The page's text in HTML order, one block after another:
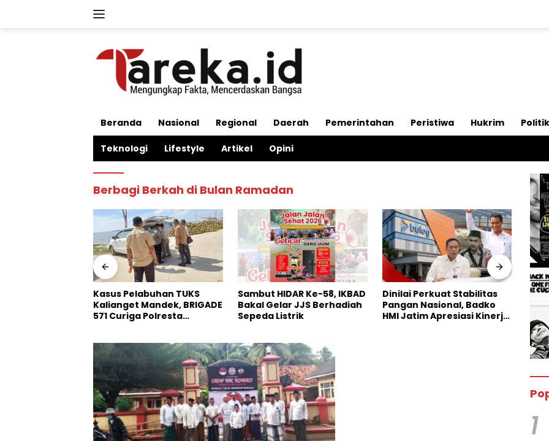
Beranda Nasional Regional Daerah Pemerintahan Peristiwa Hukrim Politik
Teknologi Lifestyle Artikel Opini
Berbagi Berkah di Bulan Ramadan
Sambut HIDAR Ke-58, IKBAD
Bakal Gelar JJS Berhadiah
Sepeda Listrik
Dinilai Perkuat Stabilitas
Pangan Nasional, Badko
HMI Jatim Apresiasi Kinerja
Pengakuan Terbuka Kasus
Maling Sapi di Persidangan,
Pelaku Utama Justru
1